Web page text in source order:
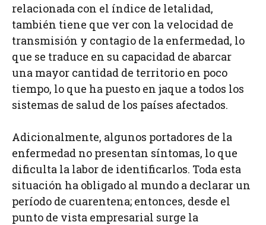
relacionada con el índice de letalidad,
también tiene que ver con la velocidad de
transmisión y contagio de la enfermedad, lo
que se traduce en su capacidad de abarcar
una mayor cantidad de territorio en poco
tiempo, lo que ha puesto en jaque a todos los
sistemas de salud de los países afectados.
Adicionalmente, algunos portadores de la
enfermedad no presentan síntomas, lo que
dificulta la labor de identificarlos. Toda esta
situación ha obligado al mundo a declarar un
período de cuarentena; entonces, desde el
punto de vista empresarial surge la